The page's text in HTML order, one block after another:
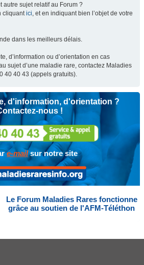
autre sujet relatif au Forum ?
cliquantici, et en indiquant bien l’objet de votre
dans les meilleurs délais.
d’information ou d’orientation en cas
sujet d’une maladie rare, contactez Maladies
40 40 43 (appels gratuits).
d'information, d'orientation ?
nous !
e-mailsur notre site
Le Forum Maladies Rares fonctionne
grâce au soutien de l'AFM-Téléthon